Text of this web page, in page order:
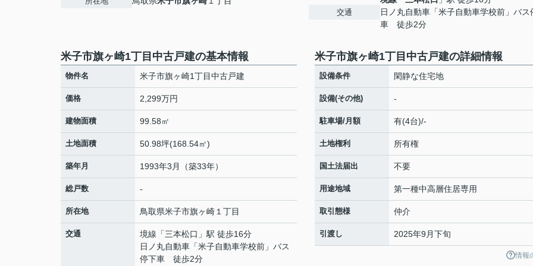
交通
日ノ丸自動車「米子自動車学校前」バス
車 徒歩2分
米子市旗ヶ崎1丁目中古戸建の基本情報
物件名 米子市旗ヶ崎1丁目中古戸建
価格 2,299万円
建物面積 99.58㎡
土地面積 50.98坪(168.54㎡)
築年月 1993年3月（築33年）
総戸数 -
所在地 鳥取県米子市旗ヶ崎 １丁目
交通 境線 「三本松口 」駅 徒歩16分
日ノ丸自動車「米子自動車学校前」バス
停下車 徒歩2分
米子市旗ヶ崎1丁目中古戸建の詳細情報
設備条件 閑静な住宅地
設備(その他) -
駐車場/月額 有(4台)/-
土地権利 所有権
国土法届出 不要
用途地域 第一種中高層住居専用
取引態様 仲介
引渡し 2025年9月下旬
情報